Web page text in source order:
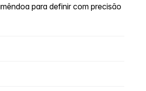
para definir com precisão